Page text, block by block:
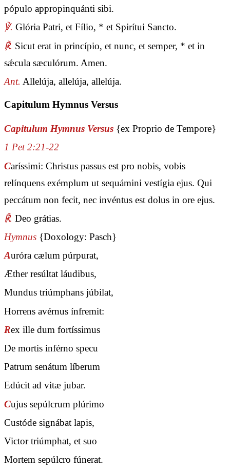
pópulo appropinquánti sibi.
℣. Glória Patri, et Fílio, * et Spirítui Sancto.
℟. Sicut erat in princípio, et nunc, et semper, * et in
sǽcula sæculórum. Amen.
Ant. Allelúja, allelúja, allelúja.
Capitulum Hymnus Versus
Capitulum Hymnus Versus {ex Proprio de Tempore}
1 Pet 2:21-22
Caríssimi: Christus passus est pro nobis, vobis
relínquens exémplum ut sequámini vestígia ejus. Qui
peccátum non fecit, nec invéntus est dolus in ore ejus.
℟. Deo grátias.
Hymnus {Doxology: Pasch}
Auróra cælum púrpurat,
Æther resúltat láudibus,
Mundus triúmphans júbilat,
Horrens avérnus ínfremit:
Rex ille dum fortíssimus
De mortis inférno specu
Patrum senátum líberum
Edúcit ad vitæ jubar.
Cujus sepúlcrum plúrimo
Custóde signábat lapis,
Victor triúmphat, et suo
Mortem sepúlcro fúnerat.